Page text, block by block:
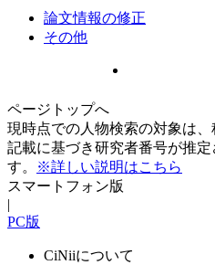
論文情報の修正
その他
ページトップへ
現時点での人物検索の対象は、
記載に基づき研究者番号が推
す。
※詳しい説明はこちら
スマートフォン版
|
PC版
CiNiiについて